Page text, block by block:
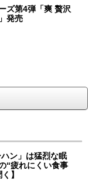
ズ第4弾「爽 贅沢
発売
ン」は猛烈な眠
“疲れにくい食事
】